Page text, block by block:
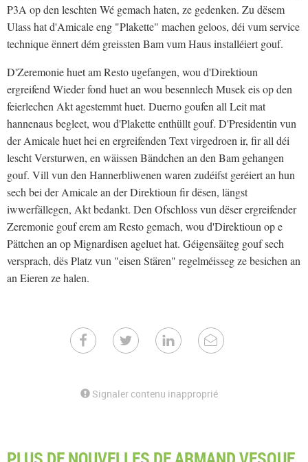
P3A op den leschten Wé gemach haten, ze gedenken. Zu dësem
Ulass hat d'Amicale eng "Plakette" machen geloos, déi vum service
technique ënnert dém greissten Bam vum Haus installéiert gouf.
D'Zeremonie huet am Resto ugefangen, wou d'Direktioun
ergreifend Wieder fond huet an wou besennlech Musek eis op den
feierlechen Akt agestemmt huet. Duerno goufen all Leit mat
hannenaus begleet, wou d'Plakette enthüllt gouf. D'Presidentin vun
der Amicale huet hei en ergreifenden Text virgedroen ir, fir all déi
lescht Versturwen, en wäissen Bändchen an den Bam gehangen
gouf. Vill vun den Hannerbliwenen waren zudéifst geréiert an hun
sech bei der Amicale an der Direktioun fir dësen, längst
iwwerfällegen, Akt bedankt. Den Ofschloss vun dëser ergreifender
Zeremonie gouf erem am Resto gemach, wou d'Direktioun op e
Pättchen an op Mignardisen ageluet hat. Géigensäiteg gouf sech
versprach, dës Platz vun "eisen Stären" regelméisseg ze besichen an
an Eieren ze halen.
Signaler contenu inapproprié